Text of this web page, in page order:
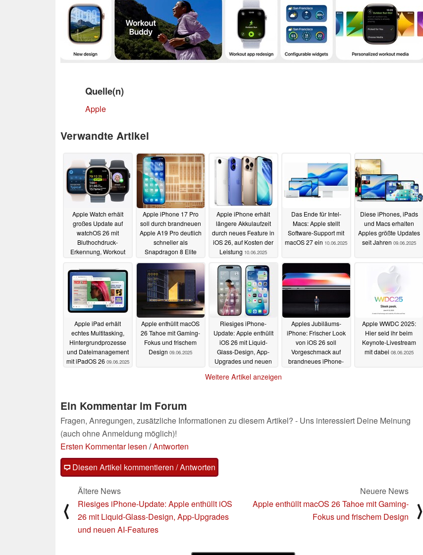
Quelle(n)
Apple
Verwandte Artikel
Apple Watch erhält
großes Update auf
watchOS 26 mit
Bluthochdruck-
Erkennung, Workout
15.09.2025
Apple iPhone 17 Pro
soll durch brandneuen
Apple A19 Pro deutlich
schneller als
Snapdragon 8 Elite
11.06.2025
Apple iPhone erhält
längere Akkulaufzeit
durch neues Feature in
iOS 26, auf Kosten der
Leistung 10.06.2025
Das Ende für Intel-
Macs: Apple stellt
Software-Support mit
macOS 27 ein 10.06.2025
Diese iPhones, iPads
und Macs erhalten
Apples größte Updates
seit Jahren 09.06.2025
Apple iPad erhält
echtes Multitasking,
Hintergrundprozesse
und Dateimanagement
mit iPadOS 26 09.06.2025
Apple enthüllt macOS
26 Tahoe mit Gaming-
Fokus und frischem
Design 09.06.2025
Riesiges iPhone-
Update: Apple enthüllt
iOS 26 mit Liquid-
Glass-Design, App-
Upgrades und neuen
Apples Jubiläums-
iPhone: Frischer Look
von iOS 26 soll
Vorgeschmack auf
brandneues iPhone-
Apple WWDC 2025:
Hier seid ihr beim
Keynote-Livestream
mit dabei 08.06.2025
Weitere Artikel anzeigen
Ein Kommentar im Forum
Fragen, Anregungen, zusätzliche Informationen zu diesem Artikel? - Uns interessiert Deine Meinung
(auch ohne Anmeldung möglich)!
Ersten Kommentar lesen /Antworten
Diesen Artikel kommentieren / Antworten
⟨
Ältere News
Riesiges iPhone-Update: Apple enthüllt iOS
26 mit Liquid-Glass-Design, App-Upgrades
und neuen AI-Features
Neuere News
Apple enthüllt macOS 26 Tahoe mit Gaming-
Fokus und frischem Design
⟩